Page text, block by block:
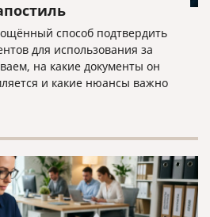
способ подтвердить
для использования за
на какие документы он
и какие нюансы важно